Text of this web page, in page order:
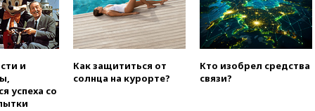
вчера, 22:45Литовец
протаранил погранпункт при
попытке попасть в Россию
вчера, 22:28 Бессент
анонсировал скорое
и
успеха со
Как защититься от
солнца на курорте?
Кто изобрел средства
связи?